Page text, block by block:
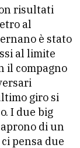
risultati
al
è stato
al limite
il compagno
giro si
I due big
di un
pensa due